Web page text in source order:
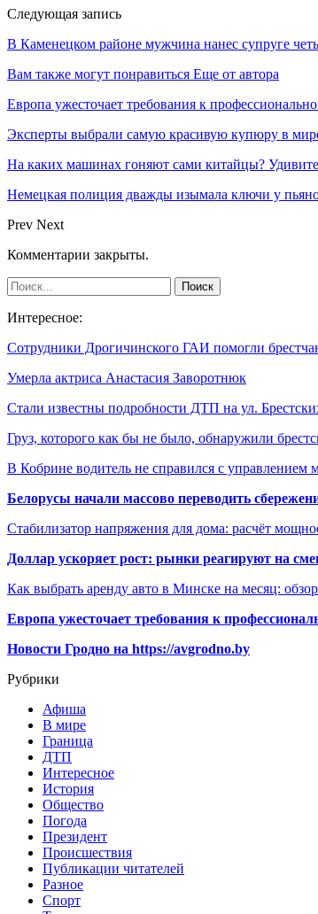
Следующая запись
В Каменецком районе мужчина нанес супруге
Вам также могут понравиться Еще от автора
Европа ужесточает требования к
Эксперты выбрали самую красивую купюру в
На каких машинах гоняют сами китайцы?
Немецкая полиция дважды изымала ключи у
Prev Next
Комментарии закрыты.
Интересное:
Сотрудники Дрогичинского ГАИ помогли
Умерла актриса Анастасия Заворотнюк
Стали известны подробности ДТП на ул.
Груз, которого как бы не было, обнаружили
В Кобрине водитель не справился с управлением
Белорусы начали массово переводить
Стабилизатор напряжения для дома: расчёт
Доллар ускоряет рост: рынки реагируют на
Как выбрать аренду авто в Минске на месяц:
Европа ужесточает требования к
Новости Гродно на https://avgrodno.by
Рубрики
Афиша
В мире
Граница
ДТП
Интересное
История
Общество
Погода
Президент
Происшествия
Публикации читателей
Разное
Спорт